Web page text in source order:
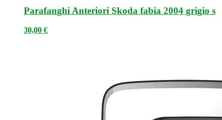
Parafanghi Anteriori Skoda fabia 2004 grigio s
30,00 €